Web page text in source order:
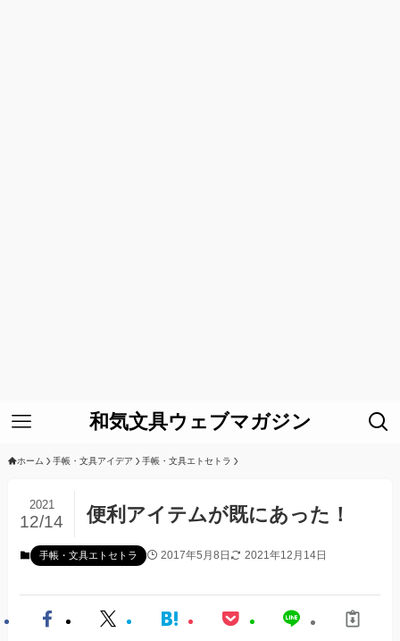
和気文具ウェブマガジン
ホーム 手帳・文具アイデア 手帳・文具エトセトラ
便利アイテムが既にあった！
2021
12/14
手帳・文具エトセトラ 2017年5月8日 2021年12月14日